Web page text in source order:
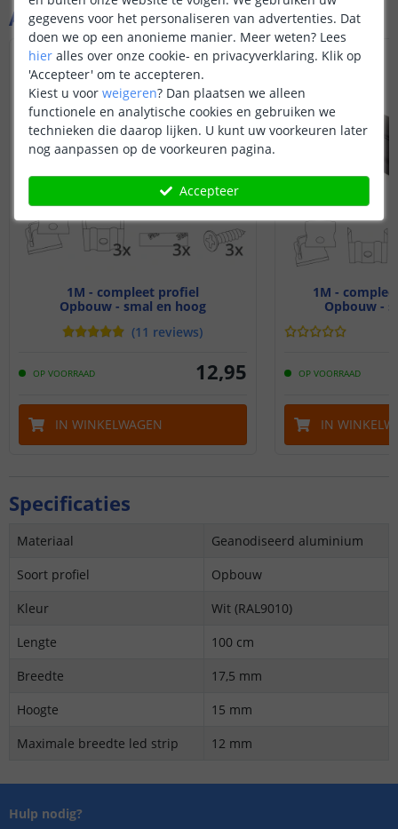
Aanvullende producten
1M - compleet profiel
Opbouw - smal en hoog
(11 reviews)
OP VOORRAAD 12,95
IN WINKELWAGEN
NIEUW
1M -
Opbouw -
OP VOORRAAD
IN
Specificaties
Materiaal
Geanodiseerd aluminium
Soort profiel
Opbouw
Kleur
Wit (RAL9010)
Lengte
100 cm
Breedte
17,5 mm
Hoogte
15 mm
Maximale breedte led strip
12 mm
Hulp nodig?
gegevens voor het personaliseren van advertenties. Dat
doen we op een anonieme manier. Meer weten? Lees
hier alles over onze cookie- en privacyverklaring. Klik op
'Accepteer' om te accepteren.
Kiest u voor weigeren? Dan plaatsen we alleen
functionele en analytische cookies en gebruiken we
technieken die daarop lijken. U kunt uw voorkeuren later
nog aanpassen op de voorkeuren pagina.
Accepteer